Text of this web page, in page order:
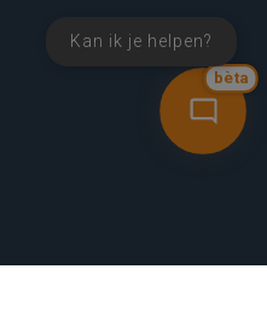
bèta
Kan ik je helpen?